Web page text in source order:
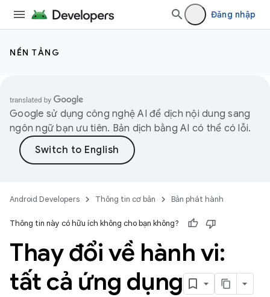
Đăng nhập
NỀN TẢNG
Google sử dụng công nghệ AI để dịch nội dung sang
ngôn ngữ bạn ưu tiên. Bản dịch bằng AI có thể có lỗi.
Android Developers Thông tin cơ bản Bản phát hành
Thông tin này có hữu ích không cho bạn không?
Thay đổi về hành vi:
tất cả ứng dụng